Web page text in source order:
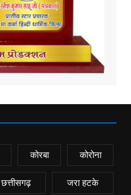
कोरबा कोरोना
छत्तीसगढ़ जरा हटके